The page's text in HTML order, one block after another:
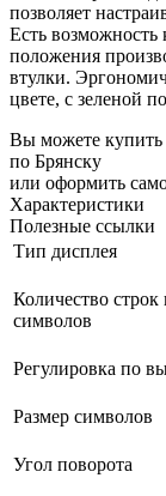
позволяет
Есть
положения
втулки.
цвете, с зеленой
Вы можете купить
по Брянску
или оформить
Характеристики
Полезные ссылки
Тип дисплея
Количество строк
символов
Регулировка по
Размер символов
Угол поворота